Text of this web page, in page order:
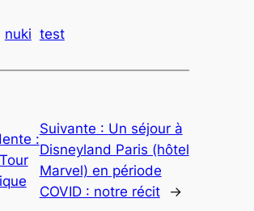
nuki test
:
Suivante : Un séjour à
Disneyland Paris (hôtel
Marvel) en période
COVID : notre récit
→